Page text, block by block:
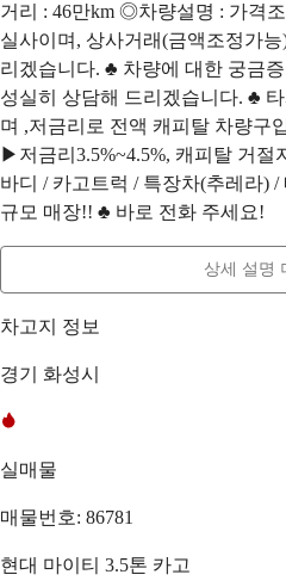
거리 : 46만km ◎차량설명 : 가격
실사이며, 상사거래(금액조정가
리겠습니다. ♣ 차량에 대한 궁금
성실히 상담해 드리겠습니다. ♣
며 ,저금리로 전액 캐피탈 차량구
▶저금리3.5%~4.5%, 캐피탈 거
바디 / 카고트럭 / 특장차(추레라)
규모 매장!! ♣ 바로 전화 주세요!
상세 설명
차고지 정보
경기 화성시
실매물
매물번호: 86781
현대 마이티 3.5톤 카고